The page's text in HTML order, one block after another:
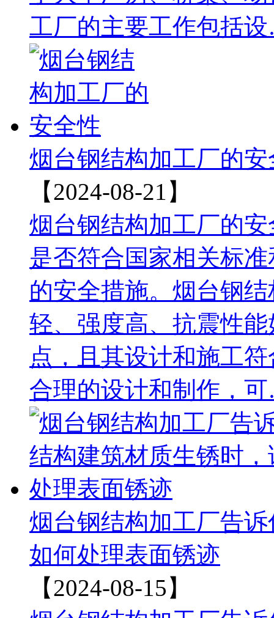
工厂的主要工作包括
烟台钢结构加工厂的安
【2024-08-21】
烟台钢结构加工厂的
是否符合国家相关标
的安全措施。‌烟台钢
轻、强度高、抗震性
点，且其设计和施工
合理的设计和制作，
烟台钢结构加工厂告
如何处理表面锈迹
【2024-08-15】